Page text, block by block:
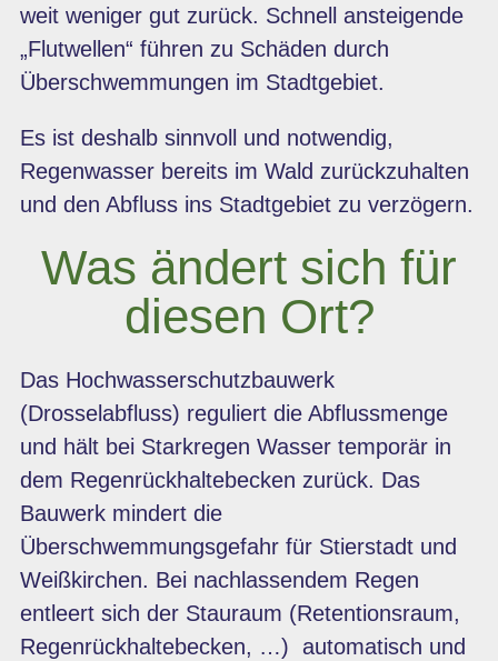
weit weniger gut zurück. Schnell ansteigende
„Flutwellen“ führen zu Schäden durch
Überschwemmungen im Stadtgebiet.
Es ist deshalb sinnvoll und notwendig,
Regenwasser bereits im Wald zurückzuhalten
und den Abfluss ins Stadtgebiet zu verzögern.
Was ändert sich für
diesen Ort?
Das Hochwasserschutzbauwerk
(Drosselabfluss) reguliert die Abflussmenge
und hält bei Starkregen Wasser temporär in
dem Regenrückhaltebecken zurück. Das
Bauwerk mindert die
Überschwemmungsgefahr für Stierstadt und
Weißkirchen. Bei nachlassendem Regen
entleert sich der Stauraum (Retentionsraum,
Regenrückhaltebecken, …) automatisch und